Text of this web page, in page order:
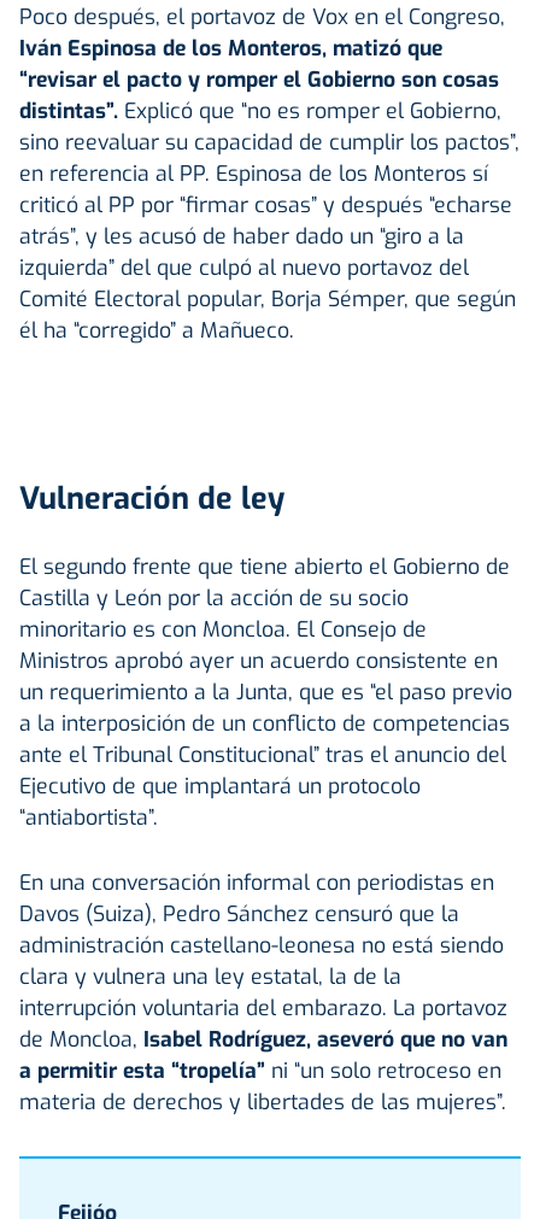
Poco después, el portavoz de Vox en el Congreso,
Iván Espinosa de los Monteros, matizó que
“revisar el pacto y romper el Gobierno son cosas
distintas”. Explicó que “no es romper el Gobierno,
sino reevaluar su capacidad de cumplir los pactos”,
en referencia al PP. Espinosa de los Monteros sí
criticó al PP por “firmar cosas” y después “echarse
atrás”, y les acusó de haber dado un “giro a la
izquierda” del que culpó al nuevo portavoz del
Comité Electoral popular, Borja Sémper, que según
él ha “corregido” a Mañueco.
Vulneración de ley
El segundo frente que tiene abierto el Gobierno de
Castilla y León por la acción de su socio
minoritario es con Moncloa. El Consejo de
Ministros aprobó ayer un acuerdo consistente en
un requerimiento a la Junta, que es “el paso previo
a la interposición de un conflicto de competencias
ante el Tribunal Constitucional” tras el anuncio del
Ejecutivo de que implantará un protocolo
“antiabortista”.
En una conversación informal con periodistas en
Davos (Suiza), Pedro Sánchez censuró que la
administración castellano-leonesa no está siendo
clara y vulnera una ley estatal, la de la
interrupción voluntaria del embarazo. La portavoz
de Moncloa, Isabel Rodríguez, aseveró que no van
a permitir esta “tropelía” ni “un solo retroceso en
materia de derechos y libertades de las mujeres”.
Feijóo